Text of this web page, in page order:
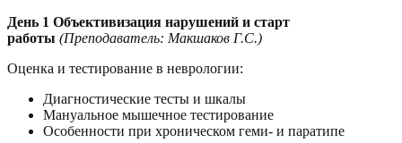
День 1 Объективизация нарушений и старт
работы (Преподаватель: Макшаков Г.С.)
Оценка и тестирование в неврологии:
Диагностические тесты и шкалы
Мануальное мышечное тестирование
Особенности при хроническом геми- и паратипе